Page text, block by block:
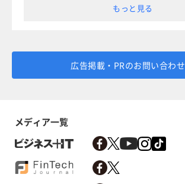
もっと見る
広告掲載・PRのお問い合わせ
メディア一覧